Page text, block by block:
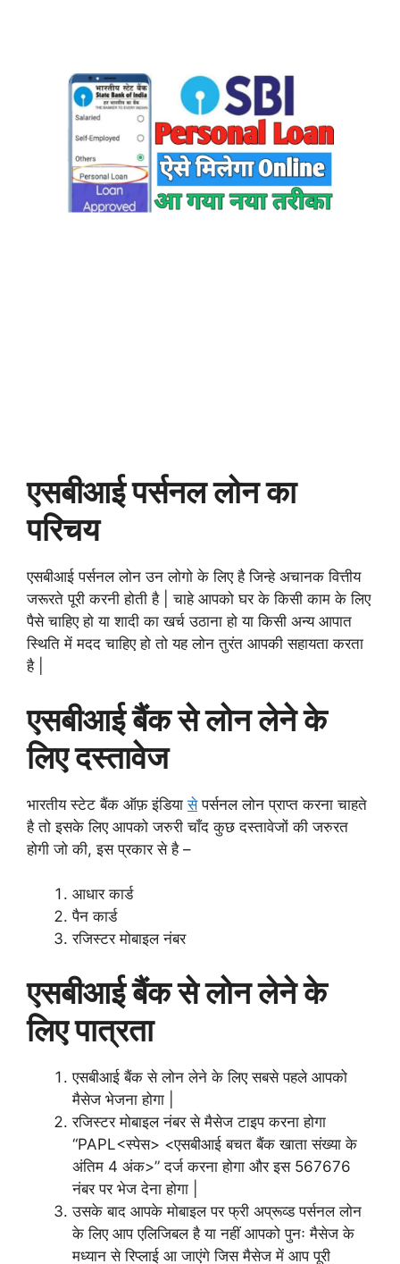
एसबीआई पर्सनल लोन का
परिचय
एसबीआई पर्सनल लोन उन लोगो के लिए है जिन्हे अचानक वित्तीय
जरूरते पूरी करनी होती है | चाहे आपको घर के किसी काम के लिए
पैसे चाहिए हो या शादी का खर्च उठाना हो या किसी अन्य आपात
स्थिति में मदद चाहिए हो तो यह लोन तुरंत आपकी सहायता करता
है |
एसबीआई बैंक से लोन लेने के
लिए दस्तावेज
भारतीय स्टेट बैंक ऑफ़ इंडियासेपर्सनल लोन प्राप्त करना चाहते
है तो इसके लिए आपको जरुरी चाँद कुछ दस्तावेजों की जरुरत
होगी जो की, इस प्रकार से है –
आधार कार्ड
पैन कार्ड
रजिस्टर मोबाइल नंबर
एसबीआई बैंक से लोन लेने के
लिए पात्रता
एसबीआई बैंक से लोन लेने के लिए सबसे पहले आपको
मैसेज भेजना होगा |
रजिस्टर मोबाइल नंबर से मैसेज टाइप करना होगा
“PAPL<स्पेस> <एसबीआई बचत बैंक खाता संख्या के
अंतिम 4 अंक>” दर्ज करना होगा और इस 567676
नंबर पर भेज देना होगा |
उसके बाद आपके मोबाइल पर फ्री अप्रूव्ड पर्सनल लोन
के लिए आप एलिजिबल है या नहीं आपको पुनः मैसेज के
मध्यान से रिप्लाई आ जाएंगे जिस मैसेज में आप पूरी